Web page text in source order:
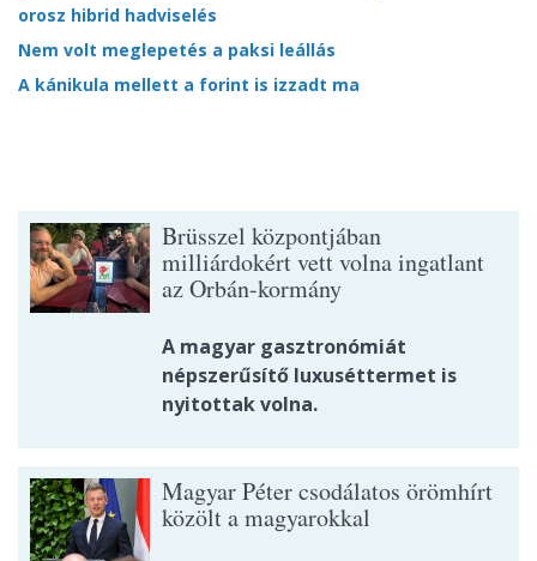
orosz hibrid hadviselés
Nem volt meglepetés a paksi leállás
A kánikula mellett a forint is izzadt ma
Brüsszel központjában
milliárdokért vett volna ingatlant
az Orbán-kormány
A magyar gasztronómiát
népszerűsítő luxuséttermet is
nyitottak volna.
Magyar Péter csodálatos örömhírt
közölt a magyarokkal